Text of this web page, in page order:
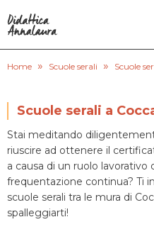
CORSI DI INGLESE
RECUPERO ANNI
SCUOLE PRIVATE
SCUOLE SERALI
Home » Scuole serali » Scuole
Scuole serali a
Stai meditando
riuscire ad ottenere il
a causa di un ruolo
frequentazione continua? Ti
scuole serali tra le mura di
spalleggiarti!